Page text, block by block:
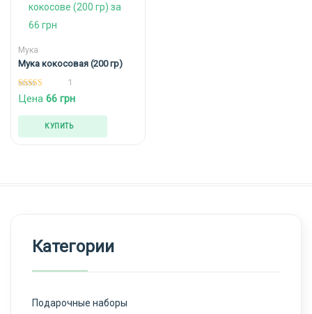
Мука
Мука кокосовая (200 гр)
5.00
из 5
1
Цена 66 грн
КУПИТЬ
Категории
Подарочные наборы